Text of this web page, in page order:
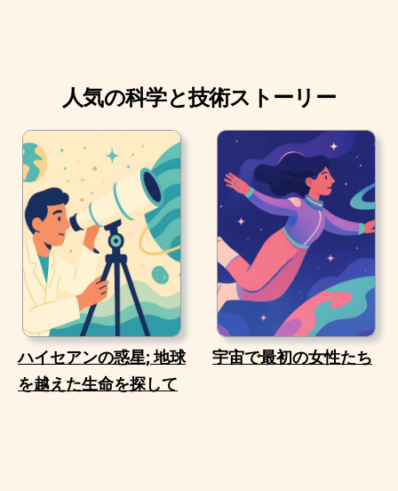
人気の科学と技術ストーリー
ハイセアンの惑星; 地球
を越えた生命を探して
宇宙で最初の女性たち